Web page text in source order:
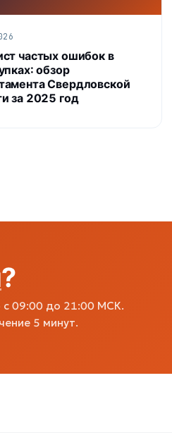
частых ошибок в
обзор
Свердловской
за 2025 год
?
с 09:00 до 21:00 МСК.
5 минут.